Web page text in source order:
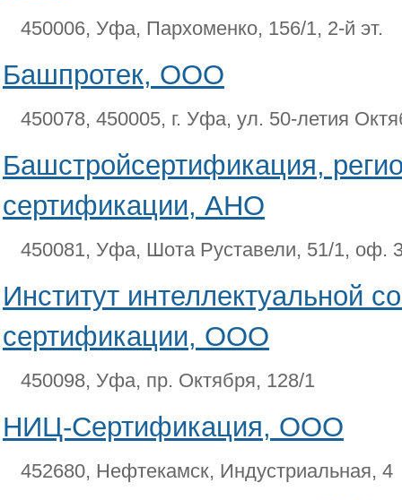
450006, Уфа, Пархоменко, 156/1, 2-й эт.
Башпротек, ООО
450078, 450005, г. Уфа, ул. 50-летия
Башстройсертификация,
сертификации, АНО
450081, Уфа, Шота Руставели, 51/1, оф.
Институт интеллектуальной
сертификации, ООО
450098, Уфа, пр. Октября, 128/1
НИЦ-Сертификация, ООО
452680, Нефтекамск, Индустриальная, 4